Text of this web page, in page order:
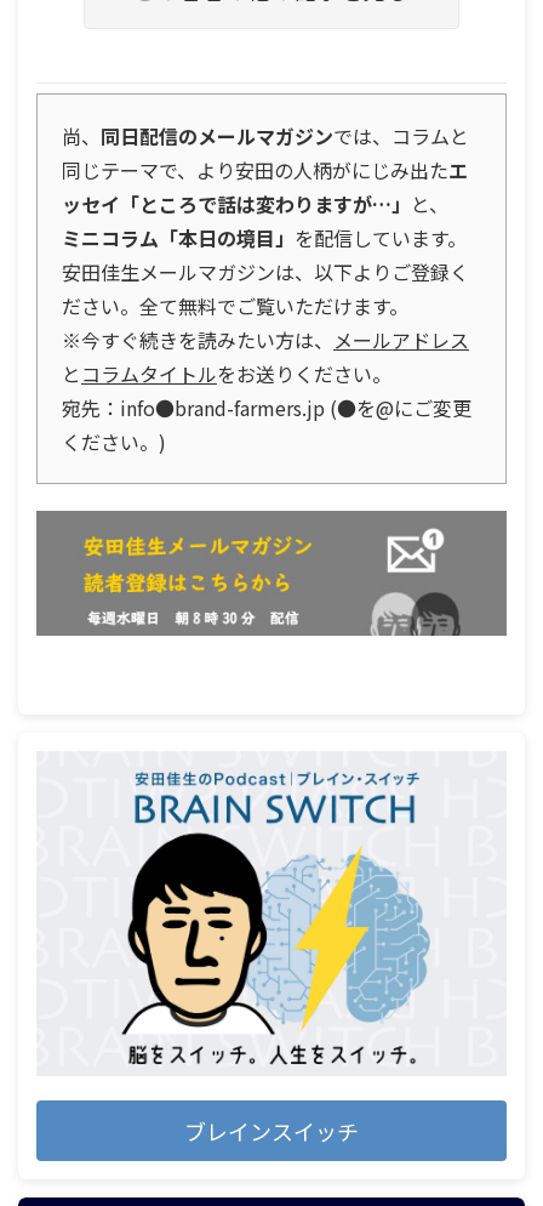
尚、 同日配信のメールマガジンでは、コラムと
同じテーマで、より安田の人柄がにじみ出たエ
ッセイ「ところで話は変わりますが…」 と、
ミニコラム「本日の境目」 を配信しています。
安田佳生メールマガジンは、以下よりご登録く
ださい。全て無料でご覧いただけます。
※今すぐ続きを読みたい方は、 メールアドレス
と コラムタイトルをお送りください。
宛先：info●brand-farmers.jp (●を@にご変更
ください。)
ブレインスイッチ